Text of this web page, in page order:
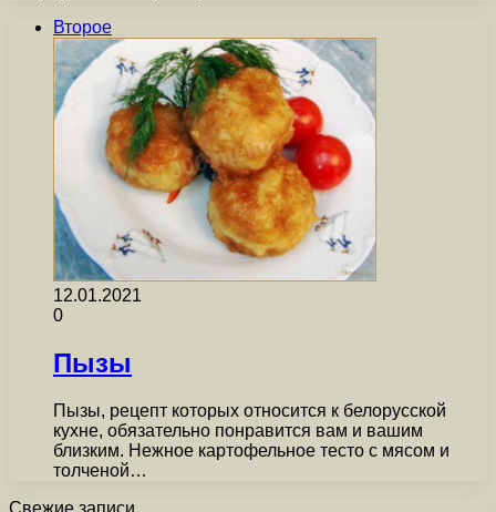
Второе
12.01.2021
0
Пызы
Пызы, рецепт которых относится к белорусской
кухне, обязательно понравится вам и вашим
близким. Нежное картофельное тесто с мясом и
толченой…
Свежие записи